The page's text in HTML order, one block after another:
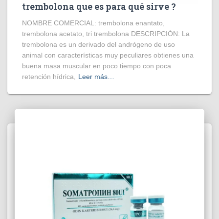
trembolona que es para qué sirve ?
NOMBRE COMERCIAL: trembolona enantato,
trembolona acetato, tri trembolona DESCRIPCIÓN: La
trembolona es un derivado del andrógeno de uso
animal con características muy peculiares obtienes una
buena masa muscular en poco tiempo con poca
retención hídrica,
Leer más…